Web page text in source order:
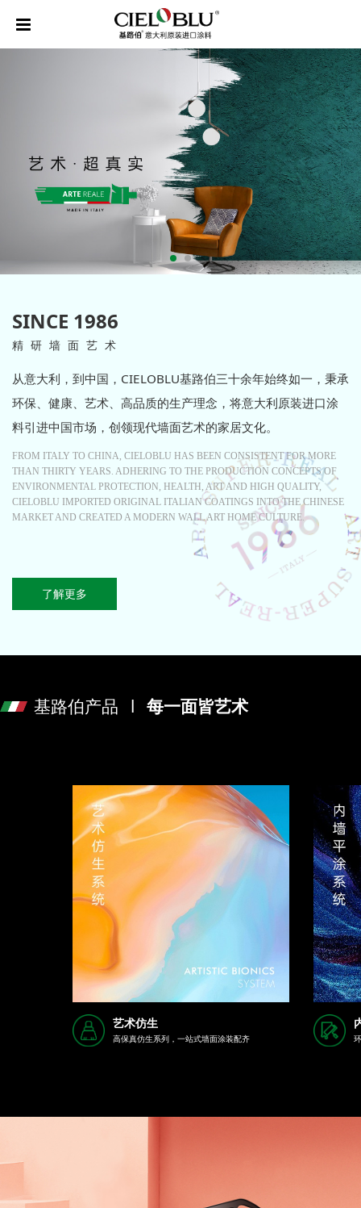
SINCE 1986
精研墙面艺术
从意大利，到中国，CIELOBLU基路伯三十余年始终如一，秉承
环保、健康、艺术、高品质的生产理念，将意大利原装进口涂
料引进中国市场，创领现代墙面艺术的家居文化。
FROM ITALY TO CHINA, CIELOBLU HAS BEEN CONSISTENT FOR MORE
THAN THIRTY YEARS. ADHERING TO THE PRODUCTION CONCEPTS OF
ENVIRONMENTAL PROTECTION, HEALTH, ART AND HIGH QUALITY,
CIELOBLU IMPORTED ORIGINAL ITALIAN COATINGS INTO THE CHINESE
MARKET AND CREATED A MODERN WALL ART HOME CULTURE.
了解更多
基路伯产品 l 每一面皆艺术
艺术仿生
高保真仿生系列，一站式墙面涂装配齐